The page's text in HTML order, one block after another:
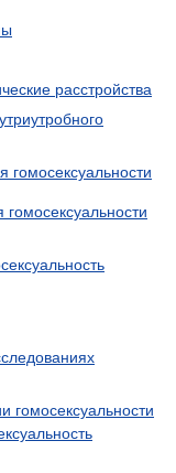
расстройства
гомосексуальности
гомосексуальности